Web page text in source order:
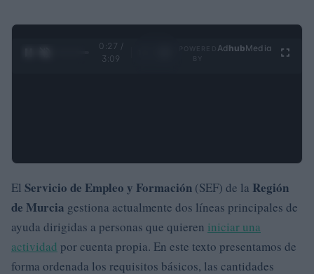
0:28 /
3:09
Ad hubMedia
El Servicio de Empleo y Formación (SEF) de la Región
de Murcia gestiona actualmente dos líneas principales de
ayuda dirigidas a personas que quieren iniciar una
actividad por cuenta propia. En este texto presentamos de
forma ordenada los requisitos básicos, las cantidades